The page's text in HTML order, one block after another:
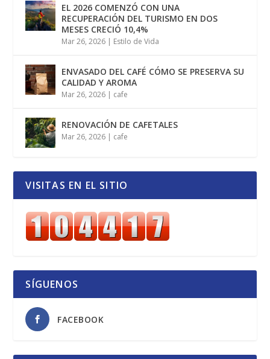
EL 2026 COMENZÓ CON UNA
RECUPERACIÓN DEL TURISMO EN DOS
MESES CRECIÓ 10,4%
Mar 26, 2026 | Estilo de Vida
ENVASADO DEL CAFÉ CÓMO SE PRESERVA SU
CALIDAD Y AROMA
Mar 26, 2026 | cafe
RENOVACIÓN DE CAFETALES
Mar 26, 2026 | cafe
VISITAS EN EL SITIO
SÍGUENOS
FACEBOOK